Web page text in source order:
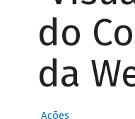
do
da
Ações